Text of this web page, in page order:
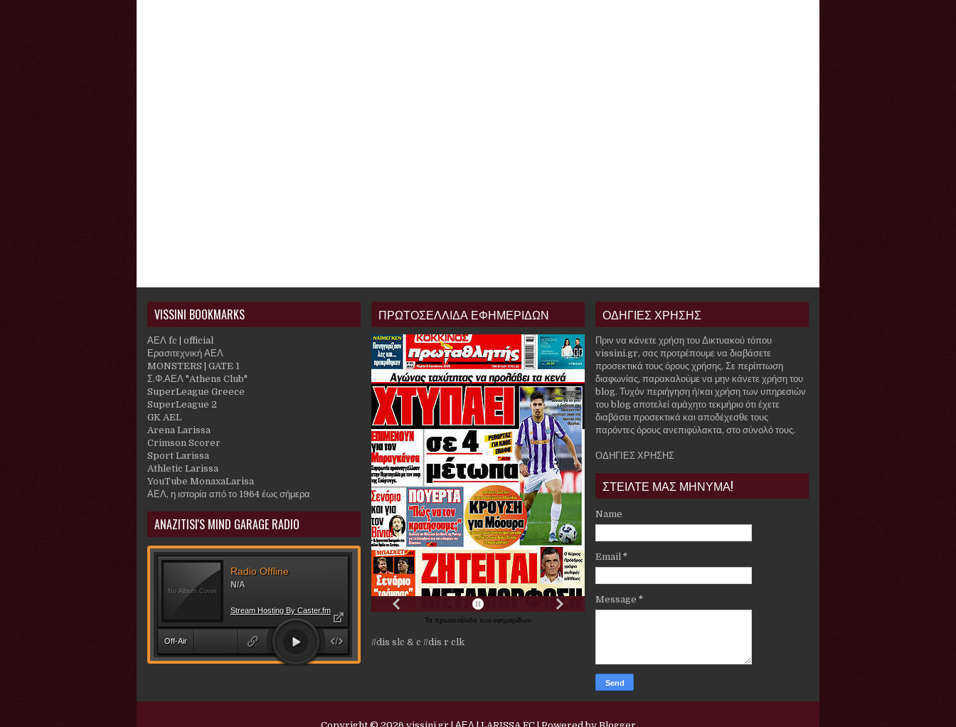
VISSINI BOOKMARKS
ΑΕΛ fc | official
Ερασιτεχνική ΑΕΛ
MONSTERS | GATE 1
Σ.Φ.ΑΕΛ "Athens Club"
SuperLeague Greece
SuperLeague 2
GK AEL
Arena Larissa
Crimson Scorer
Sport Larissa
Athletic Larissa
YouTube MonaxaLarisa
ΑΕΛ, η ιστορία από το 1964 έως σήμερα
ANAZITISI'S MIND GARAGE RADIO
ΠΡΩΤΟΣΕΛΛΙΔΑ ΕΦΗΜΕΡΙΔΩΝ
Τα πρωτοσέλιδα των εφημερίδων
//dis slc & c //dis r clk
ΟΔΗΓΙΕΣ ΧΡΗΣΗΣ
Πριν να κάνετε χρήση του Δικτυακού τόπου
vissini.gr, σας προτρέπουμε να διαβάσετε
προσεκτικά τους όρους χρήσης. Σε περίπτωση
διαφωνίας, παρακαλούμε να μην κάνετε χρήση του
blog. Τυχόν περιήγηση ή/και χρήση των υπηρεσιών
του blog αποτελεί αμάχητο τεκμήριο ότι έχετε
διαβάσει προσεκτικά και αποδέχεσθε τους
παρόντες όρους ανεπιφύλακτα, στο σύνολό τους.
ΟΔΗΓΙΕΣ ΧΡΗΣΗΣ
ΣΤΕΙΛΤΕ ΜΑΣ ΜΗΝΥΜΑ!
Name
Email *
Message *
Copyright © 2026 vissini.gr | ΑΕΛ | LARISSA FC| Powered by Blogger